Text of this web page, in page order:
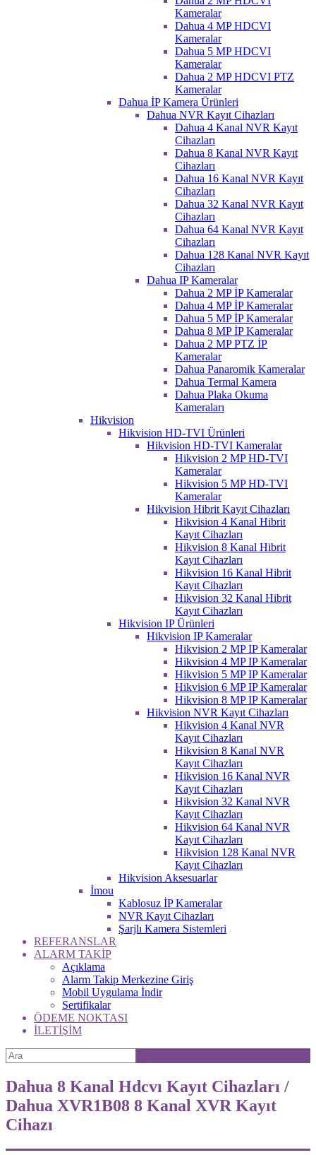
Kameralar
Dahua 4 MP HDCVI
Kameralar
Dahua 5 MP HDCVI
Kameralar
Dahua 2 MP HDCVI PTZ
Kameralar
Dahua İP Kamera Ürünleri
Dahua NVR Kayıt Cihazları
Dahua 4 Kanal NVR Kayıt
Cihazları
Dahua 8 Kanal NVR Kayıt
Cihazları
Dahua 16 Kanal NVR Kayıt
Cihazları
Dahua 32 Kanal NVR Kayıt
Cihazları
Dahua 64 Kanal NVR Kayıt
Cihazları
Dahua 128 Kanal NVR Kayıt
Cihazları
Dahua IP Kameralar
Dahua 2 MP İP Kameralar
Dahua 4 MP İP Kameralar
Dahua 5 MP İP Kameralar
Dahua 8 MP İP Kameralar
Dahua 2 MP PTZ İP
Kameralar
Dahua Panaromik Kameralar
Dahua Termal Kamera
Dahua Plaka Okuma
Kameraları
Hikvision
Hikvision HD-TVI Ürünleri
Hikvision HD-TVI Kameralar
Hikvision 2 MP HD-TVI
Kameralar
Hikvision 5 MP HD-TVI
Kameralar
Hikvision Hibrit Kayıt Cihazları
Hikvision 4 Kanal Hibrit
Kayıt Cihazları
Hikvision 8 Kanal Hibrit
Kayıt Cihazları
Hikvision 16 Kanal Hibrit
Kayıt Cihazları
Hikvision 32 Kanal Hibrit
Kayıt Cihazları
Hikvision IP Ürünleri
Hikvision IP Kameralar
Hikvision 2 MP IP Kameralar
Hikvision 4 MP IP Kameralar
Hikvision 5 MP IP Kameralar
Hikvision 6 MP IP Kameralar
Hikvision 8 MP IP Kameralar
Hikvision NVR Kayıt Cihazları
Hikvision 4 Kanal NVR
Kayıt Cihazları
Hikvision 8 Kanal NVR
Kayıt Cihazları
Hikvision 16 Kanal NVR
Kayıt Cihazları
Hikvision 32 Kanal NVR
Kayıt Cihazları
Hikvision 64 Kanal NVR
Kayıt Cihazları
Hikvision 128 Kanal NVR
Kayıt Cihazları
Hikvision Aksesuarlar
İmou
Kablosuz İP Kameralar
NVR Kayıt Cihazları
Şarjlı Kamera Sistemleri
REFERANSLAR
ALARM TAKİP
Açıklama
Alarm Takip Merkezine Giriş
Mobil Uygulama İndir
Sertifikalar
ÖDEME NOKTASI
İLETİŞİM
Dahua 8 Kanal Hdcvı Kayıt Cihazları /
Dahua XVR1B08 8 Kanal XVR Kayıt
Cihazı